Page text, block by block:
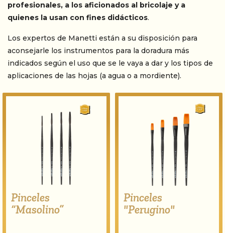
profesionales, a los aficionados al bricolaje y a
quienes la usan con fines didácticos.
Los expertos de Manetti están a su disposición para
aconsejarle los instrumentos para la doradura más
indicados según el uso que se le vaya a dar y los tipos de
aplicaciones de las hojas (a agua o a mordiente).
Pinceles
“Masolino”
Pinceles
"Perugino"